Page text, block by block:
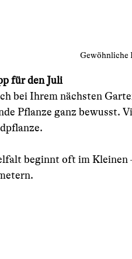
Gewöhnliche
für den Juli
bei Ihrem nächsten
Pflanze ganz bewusst.
beginnt oft im Kleinen